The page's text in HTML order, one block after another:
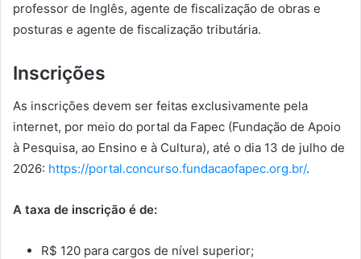
professor de Inglês, agente de fiscalização de obras e
posturas e agente de fiscalização tributária.
Inscrições
As inscrições devem ser feitas exclusivamente pela
internet, por meio do portal da Fapec (Fundação de Apoio
à Pesquisa, ao Ensino e à Cultura), até o dia 13 de julho de
2026: https://portal.concurso.fundacaofapec.org.br/.
A taxa de inscrição é de:
R$ 120 para cargos de nível superior;